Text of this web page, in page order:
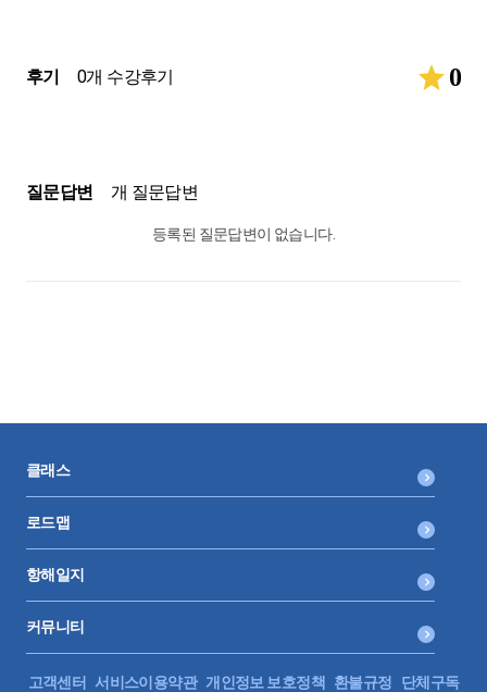
후기 0개 수강후기 0
질문답변 개 질문답변
등록된 질문답변이 없습니다.
클래스
로드맵
항해일지
커뮤니티
고객센터 서비스이용약관 개인정보 보호정책 환불규정 단체구독